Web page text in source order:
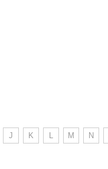
J K L M N